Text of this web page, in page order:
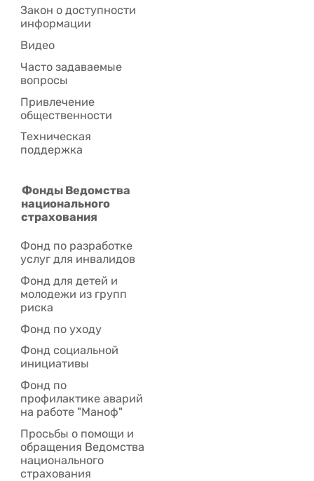
Закон о доступности
информации
Видео
Часто задаваемые
вопросы
Привлечение
общественности
Техническая
поддержка
Фонды Ведомства
национального
страхования
Фонд по разработке
услуг для инвалидов
Фонд для детей и
молодежи из групп
риска
Фонд по уходу
Фонд социальной
инициативы
Фонд по
профилактике аварий
на работе "Маноф"
Просьбы о помощи и
обращения Ведомства
национального
страхования